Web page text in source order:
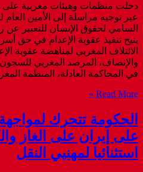
دخلت منظمات وهيئات مغربية على
عبر توجيه مراسلة إلى الأمين العام
السامي لحقوق الإنسان للتعبير
يتيح تنفيذ عقوبة الإعدام في حق
الائتلاف المغربي لمناهضة عقوبة
والإنصاف، المرصد المغربي
في المحاكمة العادلة، المنظمة
Read More »
الحكومة تتحرك
على إيران على الغاز
استثنائيا لمهنيي النقل